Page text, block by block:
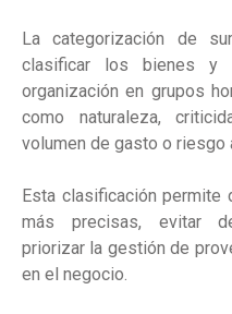
La categorización de
clasificar los bienes y
organización en grupos
como naturaleza,
volumen de gasto o riesgo
Esta clasificación permite
más precisas, evitar
priorizar la gestión de
en el negocio.